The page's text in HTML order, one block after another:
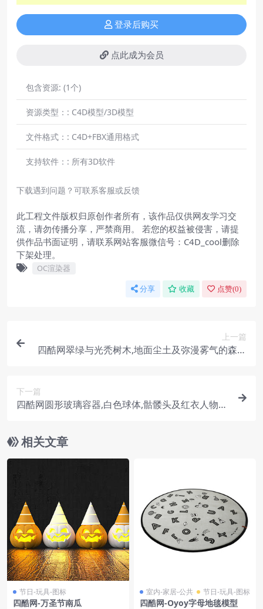
登录后购买
点此成为会员
包含资源: (1个)
资源类型：: C4D模型/3D模型
文件格式：: C4D+FBX通用格式
支持软件：: 所有3D软件
下载遇到问题？可联系客服或反馈
此工程文件版权归原创作者所有，该作品仅供网友学习交
流，请勿传播分享，严禁商用。 若您的权益被侵害，请提
供作品书面证明，请联系网站客服微信号：C4D_cool删除
下架处理。
OC渲染器
分享 收藏 点赞(0)
上一篇
四酷网翠绿与光秃树木,地面尘土及弥漫雾气的森林
下一篇
四酷网圆形玻璃容器,白色球体,骷髅头及红衣人物模
相关文章
节日-玩具-图标
四酷网-万圣节南瓜
室内-家居-公共 节日-玩具-图标
四酷网-Oyoy字母地毯模型